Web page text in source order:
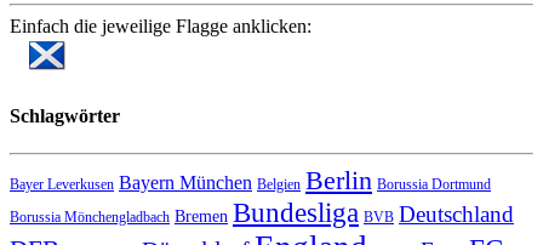
Einfach die jeweilige Flagge anklicken:
Schlagwörter
Bayer Leverkusen Bayern München Belgien Berlin Borussia Dortmund
Borussia Mönchengladbach Bremen Bundesliga BVB Deutschland